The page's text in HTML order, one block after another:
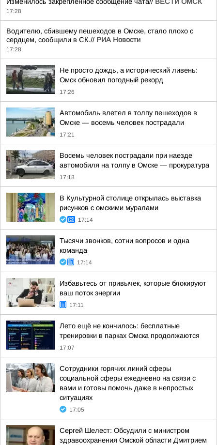
17:28
Водителю, сбившему пешеходов в Омске, стало плохо с
сердцем, сообщили в СК.// РИА Новости
17:28
Не просто дождь, а исторический ливень:
Омск обновил погодный рекорд
17:26
Автомобиль влетел в толпу пешеходов в
Омске — восемь человек пострадали
17:21
Восемь человек пострадали при наезде
автомобиля на толпу в Омске — прокуратура
17:18
В Культурной столице открылась выставка
рисунков с омскими муралами
17:14
Тысячи звонков, сотни вопросов и одна
команда
17:14
Избавьтесь от привычек, которые блокируют
ваш поток энергии
17:11
Лето ещё не кончилось: бесплатные
тренировки в парках Омска продолжаются
17:07
Сотрудники горячих линий сферы
социальной сферы ежедневно на связи с
вами и готовы помочь даже в непростых
ситуациях
17:05
Сергей Шелест: Обсудили с министром
здравоохранения Омской области Дмитрием